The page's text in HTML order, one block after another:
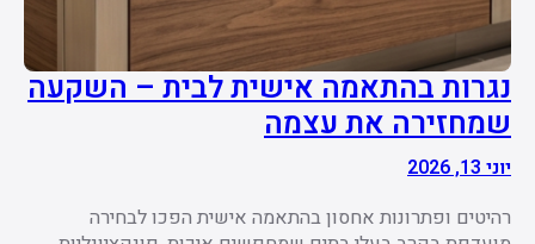
נגרות בהתאמה אישית לבית – השקעה
שמחזירה את עצמה
יוני 13, 2026
רהיטים ופתרונות אחסון בהתאמה אישית הפכו לבחירה